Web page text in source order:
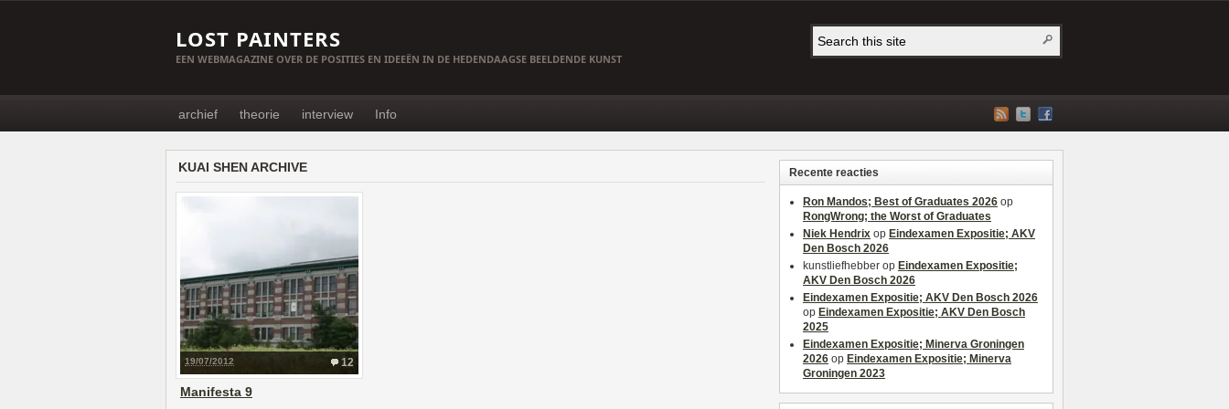
LOST PAINTERS
EEN WEBMAGAZINE OVER DE POSITIES EN IDEEËN IN DE HEDENDAAGSE BEELDENDE KUNST
archief theorie interview Info
KUAI SHEN ARCHIVE
12
19/07/2012
Manifesta 9
Recente reacties
Ron Mandos; Best of Graduates 2026 op
RongWrong; the Worst of Graduates
Niek Hendrix op Eindexamen Expositie; AKV
Den Bosch 2026
kunstliefhebber op Eindexamen Expositie;
AKV Den Bosch 2026
Eindexamen Expositie; AKV Den Bosch 2026
op Eindexamen Expositie; AKV Den Bosch
2025
Eindexamen Expositie; Minerva Groningen
2026 op Eindexamen Expositie; Minerva
Groningen 2023